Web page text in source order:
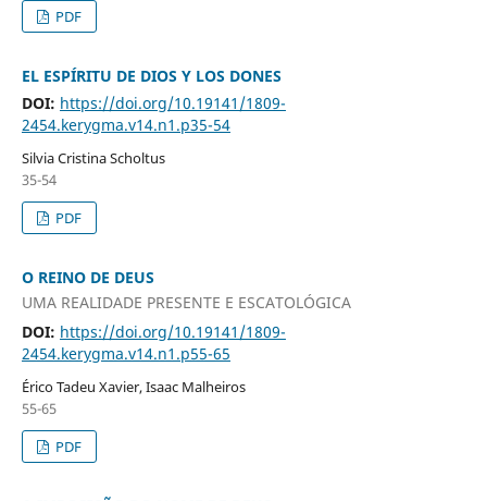
PDF
EL ESPÍRITU DE DIOS Y LOS DONES
DOI: https://doi.org/10.19141/1809-
2454.kerygma.v14.n1.p35-54
Silvia Cristina Scholtus
35-54
PDF
O REINO DE DEUS
UMA REALIDADE PRESENTE E ESCATOLÓGICA
DOI: https://doi.org/10.19141/1809-
2454.kerygma.v14.n1.p55-65
Érico Tadeu Xavier, Isaac Malheiros
55-65
PDF